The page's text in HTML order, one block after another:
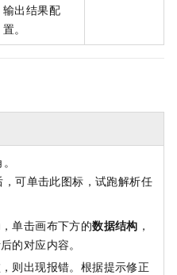
输出结果配
置。
可单击此图标，试跑解析任
单击画布下方的数据结构 ，
的对应内容。
则出现报错。根据提示修正